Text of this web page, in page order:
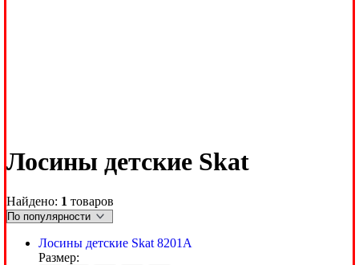
Лосины детские Skat
Найдено: 1 товаров
Лосины детские Skat 8201A
Размер: